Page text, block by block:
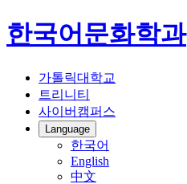
한국어문화학과
가톨릭대학교
트리니티
사이버캠퍼스
Language
한국어
English
中文